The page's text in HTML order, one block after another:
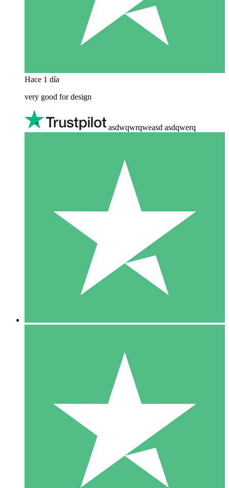
Hace 1 día
very good for design
asdwqwrqweasd asdqwerq